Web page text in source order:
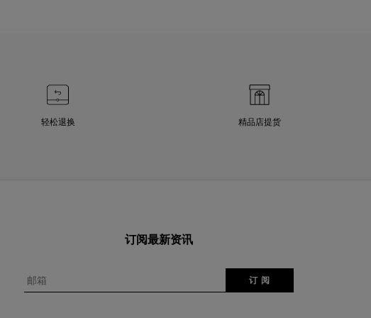
轻松退换 精品店提货
订阅最新资讯
邮箱 订 阅